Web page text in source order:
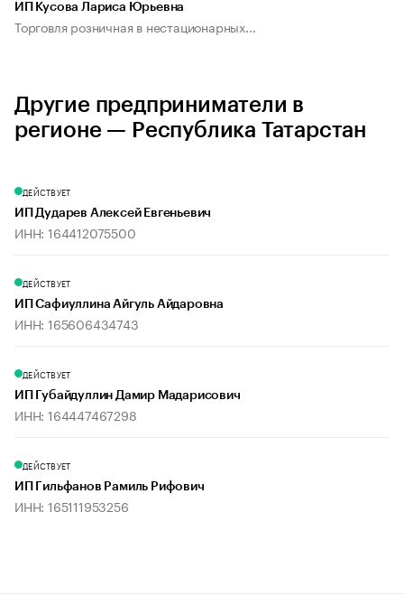
ИП Кусова Лариса Юрьевна
Торговля розничная в нестационарных...
Другие предприниматели в
регионе — Республика Татарстан
ДЕЙСТВУЕТ
ИП Дударев Алексей Евгеньевич
ИНН: 164412075500
ДЕЙСТВУЕТ
ИП Сафиуллина Айгуль Айдаровна
ИНН: 165606434743
ДЕЙСТВУЕТ
ИП Губайдуллин Дамир Мадарисович
ИНН: 164447467298
ДЕЙСТВУЕТ
ИП Гильфанов Рамиль Рифович
ИНН: 165111953256